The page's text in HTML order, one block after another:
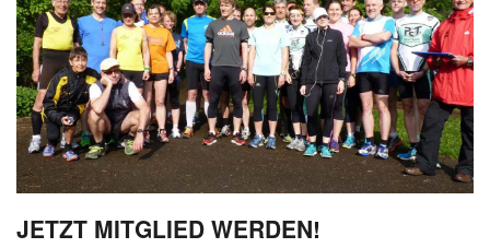
JETZT MITGLIED WERDEN!